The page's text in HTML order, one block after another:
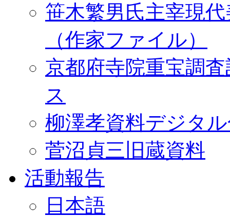
笹木繁男氏主宰現
（作家ファイル）
京都府寺院重宝調
ス
柳澤孝資料デジタ
菅沼貞三旧蔵資料
活動報告
日本語